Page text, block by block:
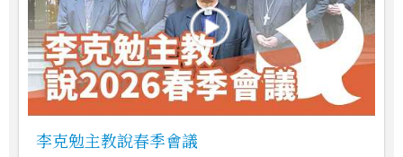
李克勉主教說春季會議